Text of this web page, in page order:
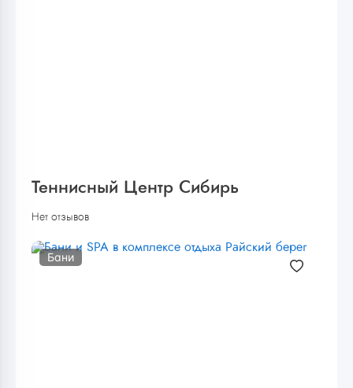
Теннисный Центр Сибирь
Нет отзывов
Бани